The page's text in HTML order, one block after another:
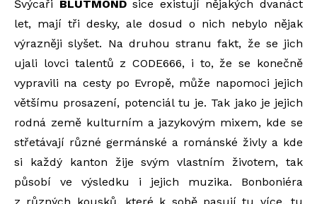
Švýcaři BLUTMONDsice existují nějakých dvanáct
let, mají tři desky, ale dosud o nich nebylo nějak
výrazněji slyšet. Na druhou stranu fakt, že se jich
ujali lovci talentů z CODE666, i to, že se konečně
vypravili na cesty po Evropě, může napomoci jejich
většímu prosazení, potenciál tu je. Tak jako je jejich
rodná země kulturním a jazykovým mixem, kde se
střetávají různé germánské a románské živly a kde
si každý kanton žije svým vlastním životem, tak
působí ve výsledku i jejich muzika. Bonboniéra